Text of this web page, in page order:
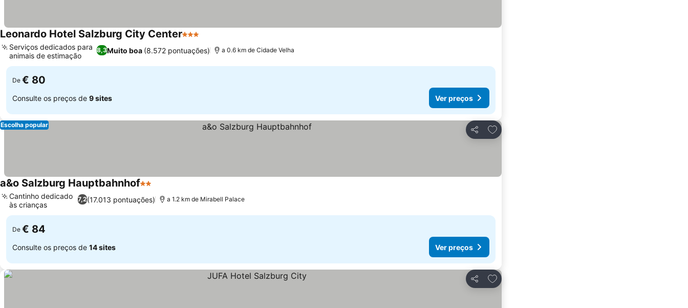
Leonardo Hotel Salzburg City Center3 Estrelas
8,3Muito boa (8.572 pontuações)
Serviços dedicados para
animais de estimação
a 0.6 km de Cidade Velha
De € 80
Consulte os preços de 9 sites Ver preços
Partilhar
Adicionar aos favoritos
Escolha popular
a&o Salzburg Hauptbahnhof2 Estrelas
7,2(17.013 pontuações)
Cantinho dedicado
às crianças
a 1.2 km de Mirabell Palace
De € 84
Consulte os preços de 14 sites Ver preços
Partilhar
Adicionar aos favoritos